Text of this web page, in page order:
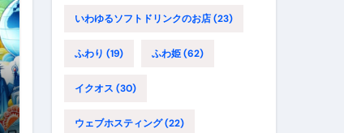
いわゆるソフトドリンクのお店(23)
ふわり (19) ふわ姫(62)
イクオス (30)
ウェブホスティング(22)